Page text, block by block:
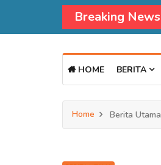
Breaking News
HOME BERITA
Home Berita Utama